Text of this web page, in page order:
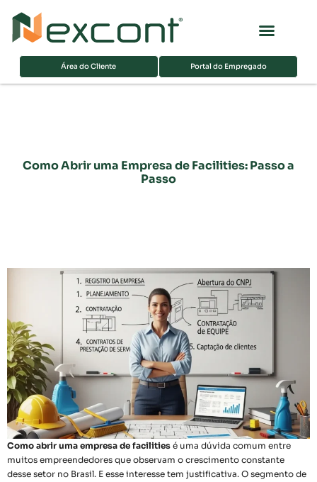
Área do Cliente Portal do Empregado
Como Abrir uma Empresa de Facilities: Passo a
Passo
Como abrir uma empresa de facilities é uma dúvida comum entre
muitos empreendedores que observam o crescimento constante
desse setor no Brasil. E esse interesse tem justificativa. O segmento de